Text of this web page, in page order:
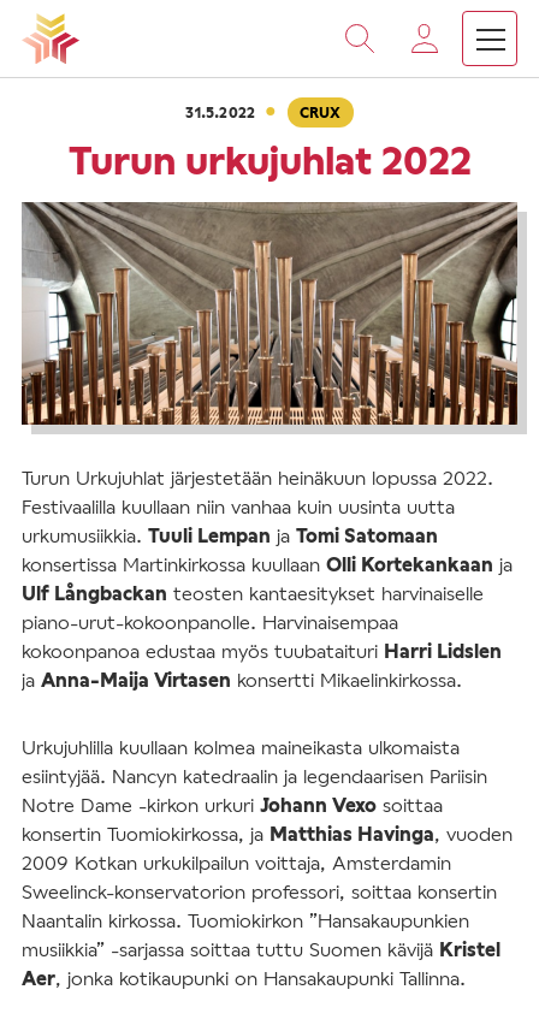
Vieritä
sisältöön
Etusivu Turun urkujuhlat 2022
31.5.2022 · CRUX
Turun urkujuhlat 2022
Turun Urkujuhlat järjestetään heinäkuun lopussa 2022.
Festivaalilla kuullaan niin vanhaa kuin uusinta uutta
urkumusiikkia. Tuuli Lempan ja Tomi Satomaan
konsertissa Martinkirkossa kuullaan Olli Kortekankaan ja
Ulf Långbackan teosten kantaesitykset harvinaiselle
piano-urut-kokoonpanolle. Harvinaisempaa
kokoonpanoa edustaa myös tuubataituri Harri Lidslen
ja Anna-Maija Virtasen konsertti Mikaelinkirkossa.
Urkujuhlilla kuullaan kolmea maineikasta ulkomaista
esiintyjää. Nancyn katedraalin ja legendaarisen Pariisin
Notre Dame -kirkon urkuri Johann Vexo soittaa
konsertin Tuomiokirkossa, ja Matthias Havinga , vuoden
2009 Kotkan urkukilpailun voittaja, Amsterdamin
Sweelinck-konservatorion professori, soittaa konsertin
Naantalin kirkossa. Tuomiokirkon ”Hansakaupunkien
musiikkia” -sarjassa soittaa tuttu Suomen kävijä Kristel
Aer , jonka kotikaupunki on Hansakaupunki Tallinna.